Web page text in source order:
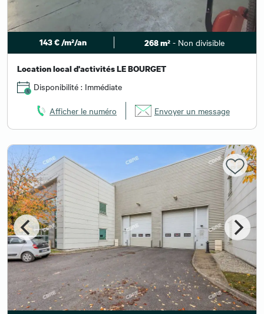
143 € /m²/an 268 m² - Non divisible
Location local d'activités LE BOURGET
Disponibilité : Immédiate
Afficher le numéro Envoyer un message